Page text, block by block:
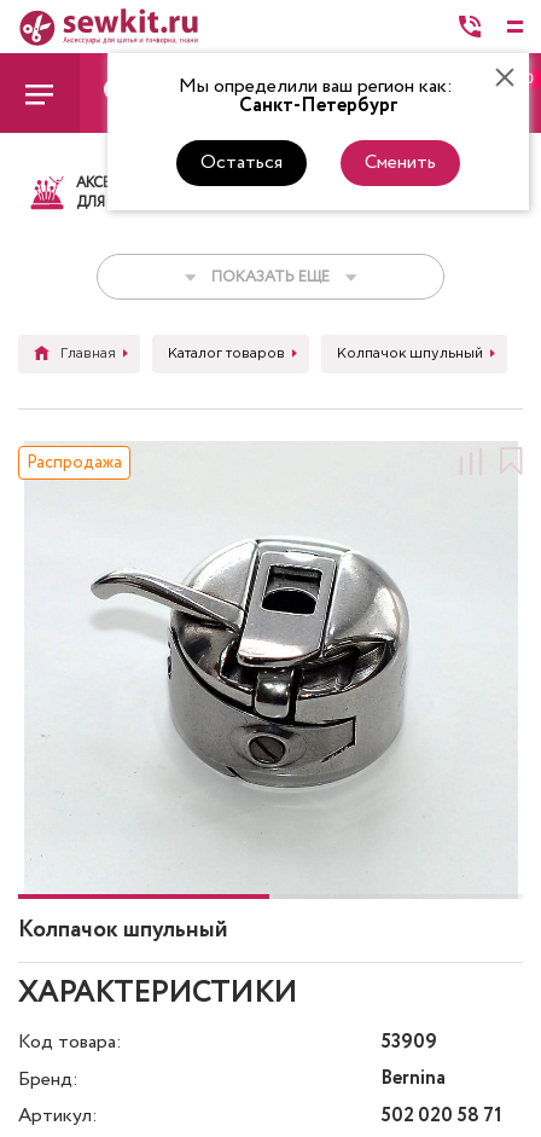
Мы определили ваш регион как:
Санкт-Петербург
Остаться Сменить
0
АКСЕССУАРЫ
ДЛЯ ШИТЬЯ
ТКАНИ НИТКИ
ПОКАЗАТЬ ЕЩЕ
Главная Каталог товаров Колпачок шпульный
Колпачок шпульный
Распродажа
ХАРАКТЕРИСТИКИ
Код товара:
53909
Бренд:
Bernina
Артикул:
502 020 58 71